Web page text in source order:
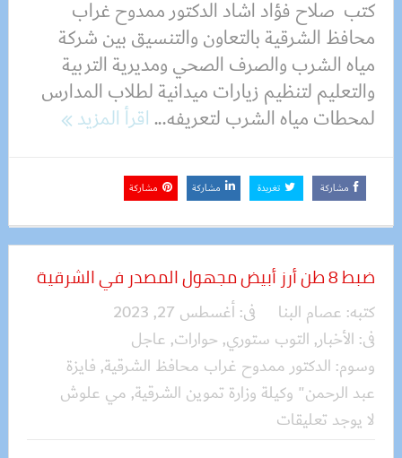
كتب صلاح فؤاد اشاد الدكتور ممدوح غراب
محافظ الشرقية بالتعاون والتنسيق بين شركة
مياه الشرب والصرف الصحي ومديرية التربية
والتعليم لتنظيم زيارات ميدانية لطلاب المدارس
لمحطات مياه الشرب لتعريفه...اقرأ المزيد
مشاركة تغريدة مشاركة مشاركة
ضبط 8 طن أرز أبيض مجهول المصدر في الشرقية
كتبه: عصام البنا فى:أغسطس 27, 2023
فى: الأخبار, التوب ستوري, حوارات, عاجل
وسوم: الدكتور ممدوح غراب محافظ الشرقية, فايزة
عبد الرحمن" وكيلة وزارة تموين الشرقية, مي علوش
لا يوجد تعليقات